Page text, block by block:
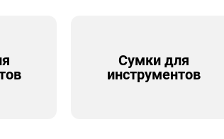
Сумки для
инструментов